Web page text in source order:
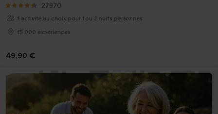
27970
1 activité au choix pour 1 ou 2 nuits personnes
15 000 expériences
49,90 €